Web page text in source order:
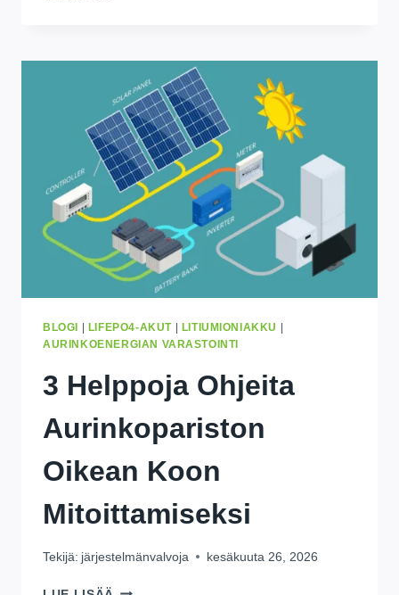
OSTOOPAS
KINSHASALLE
(2026)
BLOGI LIFEPO4-AKUT| LITIUMIONIAKKU
AURINKOENERGIAN VARASTOINTI
3 Helppoja Ohjeita
Aurinkopariston
Oikean Koon
Mitoittamiseksi
Tekijä: järjestelmänvalvoja kesäkuuta 26, 2026
3